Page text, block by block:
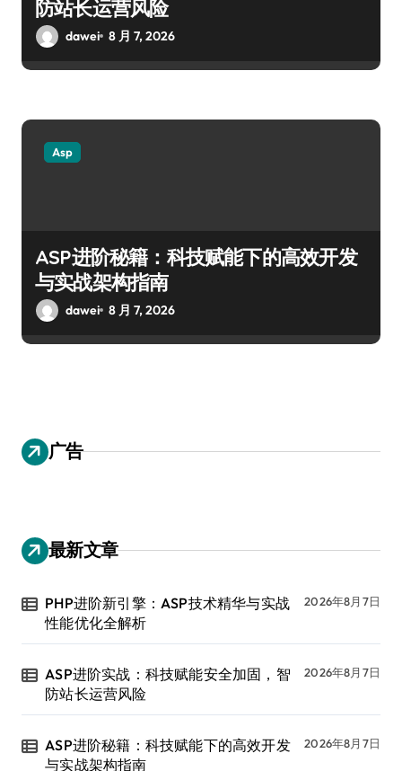
防站长运营风险
dawei 8 月 7, 2026
Asp
ASP进阶秘籍：科技赋能下的高效开发
与实战架构指南
dawei 8 月 7, 2026
广告
最新文章
PHP进阶新引擎：ASP技术精华与实战
性能优化全解析
2026年8月7日
ASP进阶实战：科技赋能安全加固，智
防站长运营风险
2026年8月7日
ASP进阶秘籍：科技赋能下的高效开发
与实战架构指南
2026年8月7日